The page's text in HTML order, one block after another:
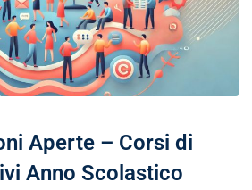
Aperte – Corsi di
Anno Scolastico